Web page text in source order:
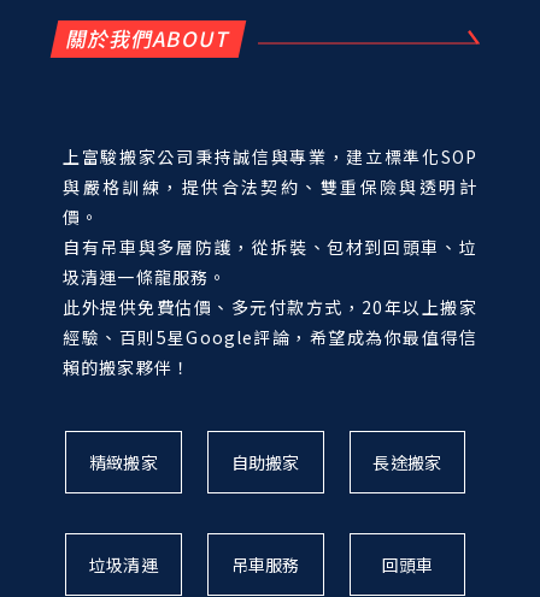
關於我們ABOUT
上富駿搬家公司秉持誠信與專業，建立標準化SOP
與嚴格訓練，提供合法契約、雙重保險與透明計
價。
自有吊車與多層防護，從拆裝、包材到回頭車、垃
圾清運一條龍服務。
此外提供免費估價、多元付款方式，20年以上搬家
經驗、百則5星Google評論，希望成為你最值得信
賴的搬家夥伴！
精緻搬家 自助搬家 長途搬家
垃圾清運 吊車服務 回頭車